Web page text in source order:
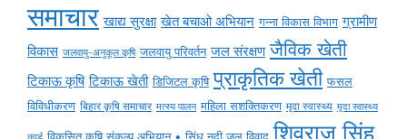
समाचार खाद्य सुरक्षा खेत बचाओ अभियान गन्ना विकास विभाग ग्रामीण
विकास जलवायु-अनुकूल कृषि जलवायु परिवर्तन जल संरक्षण जैविक खेती
टिकाऊ कृषि टिकाऊ खेती डिजिटल कृषि प्राकृतिक खेती फसल
विविधीकरण बिहार कृषि समाचार मत्स्य पालन महिला सशक्तिकरण मृदा स्वास्थ्य मृदा स्वास्थ्य
शिवराज सिंह